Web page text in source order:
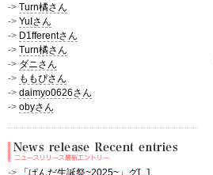
-> Turn橘さん
-> YuIさん
-> D1fferentさん
-> Turn橘さん
-> ダニさん
-> ももぴさん
-> daimyo0626さん
-> obyさん
->
「ぱんだ生誕祭~2025~」グ[...]